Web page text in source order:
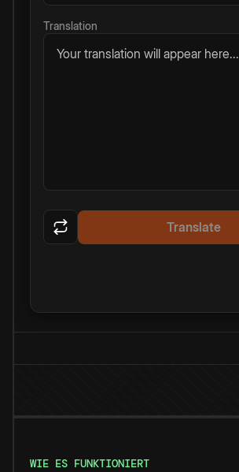
Translation
Your translation will appear here...
Translate
WIE ES FUNKTIONIERT